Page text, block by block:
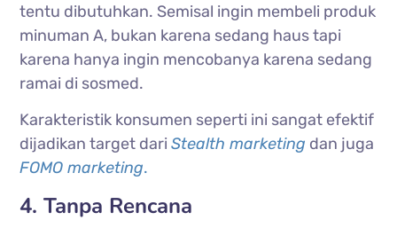
tentu dibutuhkan. Semisal ingin membeli produk
minuman A, bukan karena sedang haus tapi
karena hanya ingin mencobanya karena sedang
ramai di sosmed.
Karakteristik konsumen seperti ini sangat efektif
dijadikan target dariStealth marketing dan juga
FOMO marketing.
4. Tanpa Rencana